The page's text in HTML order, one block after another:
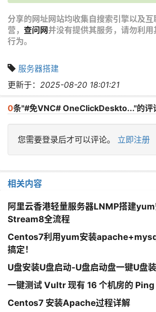
分享的网址网站均收集自搜索引擎以及互
营， 查问网并没有提供其服务，请勿利
行为。
服务器搭建
更新于： 2025-08-20 18:01:21
0条"#免VNC# OneClickDeskto..."的评
您需要登录后才可以评论。 立即注册
相关内容
阿里云香港轻量服务器LNMP搭建
Stream8全流程
Centos7利用yum安装
搞定！
U盘安装U盘启动-U盘启动盘一键U盘
一键测试 Vultr 现有 16 个机房的 Ping
Centos7 安装Apache过程详解